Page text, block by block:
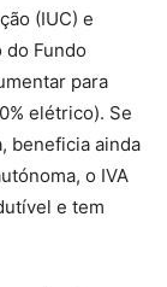
(IUC) e
Fundo
para
elétrico). Se
beneficia ainda
o IVA
e tem